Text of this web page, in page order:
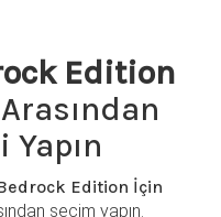
Edition
Edition İçin
seçim yapın.